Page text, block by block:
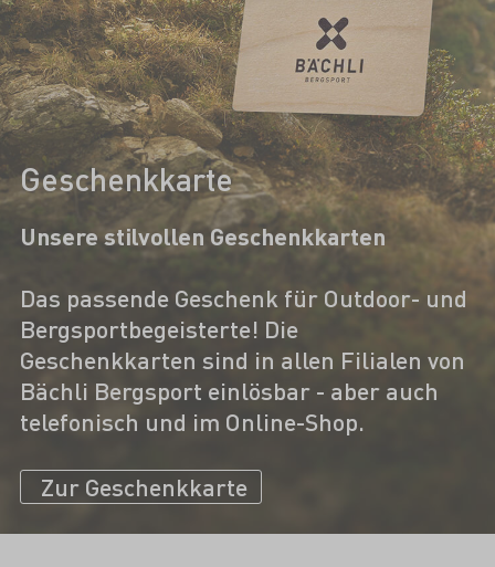
Geschenkkarte
Unsere stilvollen Geschenkkarten
Das passende Geschenk für Outdoor- und
Bergsportbegeisterte! Die
Geschenkkarten sind in allen Filialen von
Bächli Bergsport einlösbar - aber auch
telefonisch und im Online-Shop.
Zur Geschenkkarte